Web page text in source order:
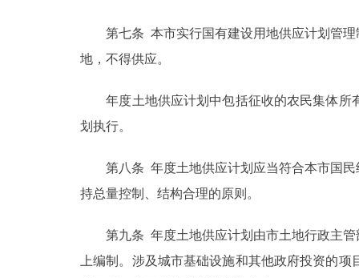
第七条 本市实行国有建设用地供应计划管理
地，不得供应。
年度土地供应计划中包括征收的农民集体所
划执行。
第八条 年度土地供应计划应当符合本市国民
持总量控制、结构合理的原则。
第九条 年度土地供应计划由市土地行政主管
上编制。涉及城市基础设施和其他政府投资的